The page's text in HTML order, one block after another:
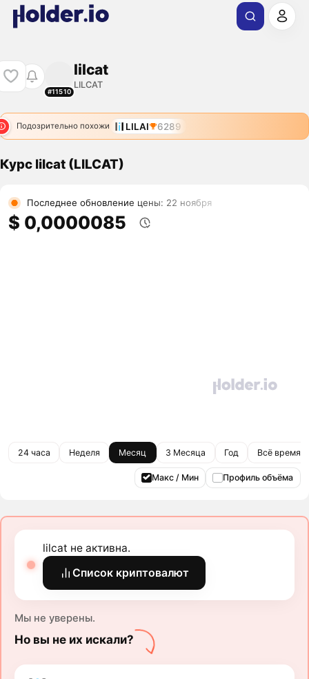
#11510
lilcat
LILCAT
Подозрительно похожи LILAI 6289
Курс lilcat (LILCAT)
Последнее обновление цены: 22 ноября
$ 0,0000085
24 часа Неделя Месяц 3 Месяца Год Всё время
Макс / Мин Профиль объёма
lilcat не активна.
Список криптовалют
Мы не уверены.
Но вы не их искали?